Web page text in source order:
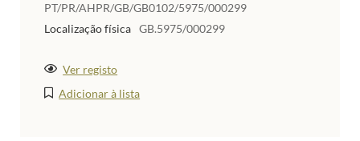
PT/PR/AHPR/GB/GB0102/5975/000299
Localização física GB.5975/000299
Ver registo
Adicionar à lista